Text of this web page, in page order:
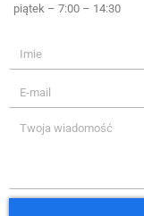
piątek – 7:00 – 14:30